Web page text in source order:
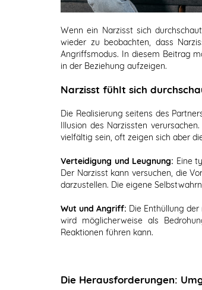
Wenn ein Narzisst sich
wieder zu beobachten, dass
Angriffsmodus. In diesem Beitrag
in der Beziehung aufzeigen.
Narzisst fühlt sich
Die Realisierung seitens des
Illusion des Narzissten
vielfältig sein, oft zeigen sich aber
Verteidigung und Leugnung: Eine
Der Narzisst kann versuchen, die
darzustellen. Die eigene
Wut und Angriff: Die Enthüllung
wird möglicherweise als
Reaktionen führen kann.
Die Herausforderungen: